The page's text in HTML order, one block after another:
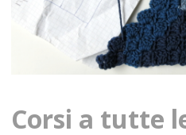
Corsi a tutte